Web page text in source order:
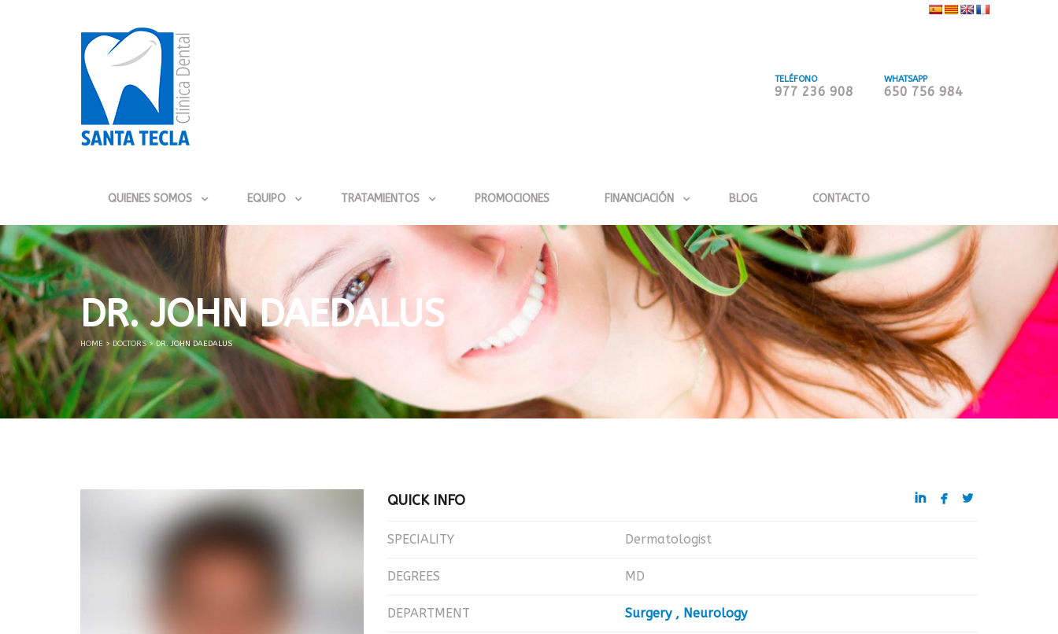
TELÉFONO
977 236 908
WHATSAPP
650 756 984
QUIENES SOMOS EQUIPO TRATAMIENTOS PROMOCIONES FINANCIACIÓN BLOG CONTACTO
DR. JOHN DAEDALUS
HOME > DOCTORS> DR. JOHN DAEDALUS
  
QUICK INFO
SPECIALITY Dermatologist
DEGREES MD
DEPARTMENT Surgery Neurology